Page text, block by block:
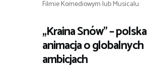
Filmie Komediowym lub Musicalu.
„Kraina Snów” – polska
animacja o globalnych
ambicjach